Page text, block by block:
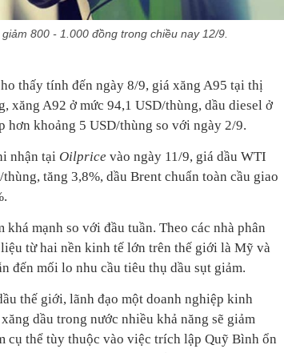
800 - 1.000 đồng trong chiều nay 12/9.
thấy tính đến ngày 8/9, giá xăng A95 tại thị
xăng A92 ở mức 94,1 USD/thùng, dầu diesel ở
hơn khoảng 5 USD/thùng so với ngày 2/9.
nhận tại Oilprice vào ngày 11/9, giá dầu WTI
tăng 3,8%, dầu Brent chuẩn toàn cầu giao
mạnh so với đầu tuần. Theo các nhà phân
từ hai nền kinh tế lớn trên thế giới là Mỹ và
đến mối lo nhu cầu tiêu thụ dầu sụt giảm.
thế giới, lãnh đạo một doanh nghiệp kinh
dầu trong nước nhiều khả năng sẽ giảm
cụ thể tùy thuộc vào việc trích lập Quỹ Bình ổn